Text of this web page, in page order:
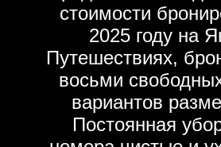
стоимости
2025 году на
Путешествиях,
восьми
вариантов
Постоянная